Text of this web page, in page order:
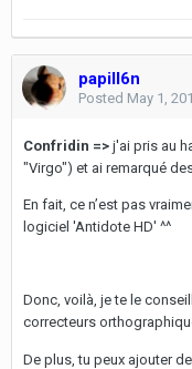
papill6n
Posted May 1,
Confridin => j'ai pris au
"Virgo") et ai remarqué
En fait, ce n’est pas
logiciel 'Antidote HD' ^^
Donc, voilà, je te le
correcteurs
De plus, tu peux ajouter